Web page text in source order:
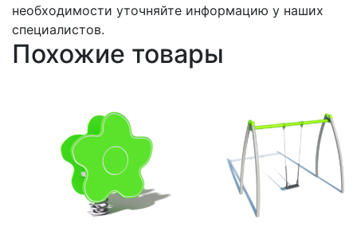
необходимости уточняйте информацию у наших
специалистов.
Похожие товары